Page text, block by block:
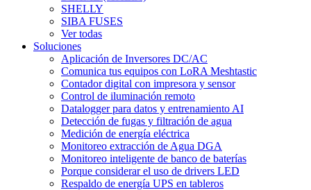
SHELLY
SIBA FUSES
Ver todas
Soluciones
Aplicación de Inversores DC/AC
Comunica tus equipos con LoRA Meshtastic
Contador digital con impresora y sensor
Control de iluminación remoto
Datalogger para datos y entrenamiento AI
Detección de fugas y filtración de agua
Medición de energía eléctrica
Monitoreo extracción de Agua DGA
Monitoreo inteligente de banco de baterías
Porque considerar el uso de drivers LED
Respaldo de energía UPS en tableros